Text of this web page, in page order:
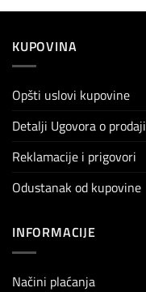
KUPOVINA
Opšti uslovi kupovine
Detalji Ugovora o prodaji
Reklamacije i prigovori
Odustanak od kupovine
INFORMACIJE
Načini plaćanja